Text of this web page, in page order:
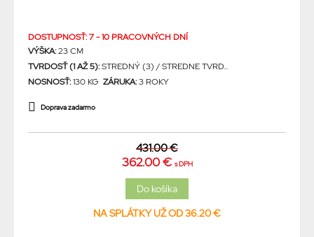
DOSTUPNOSŤ: 7 - 10 PRACOVNÝCH DNÍ
VÝŠKA:23 CM
TVRDOSŤ (1 AŽ 5):STREDNÝ (3) / STREDNE TVRD...
NOSNOSŤ:130 KG ZÁRUKA:3 ROKY
Doprava zadarmo
431.00 €
362.00 € s DPH
NA SPLÁTKY UŽ OD 36.20 €